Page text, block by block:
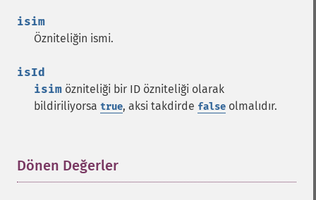
isim
Özniteliğin ismi.
isId
isim özniteliği bir ID özniteliği olarak
bildiriliyorsa true, aksi takdirde false olmalıdır.
Dönen Değerler